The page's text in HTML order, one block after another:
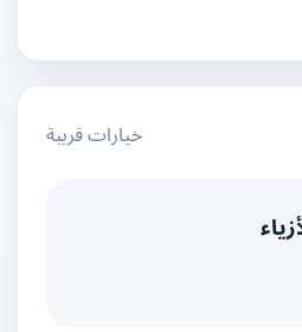
خيارات قريبة